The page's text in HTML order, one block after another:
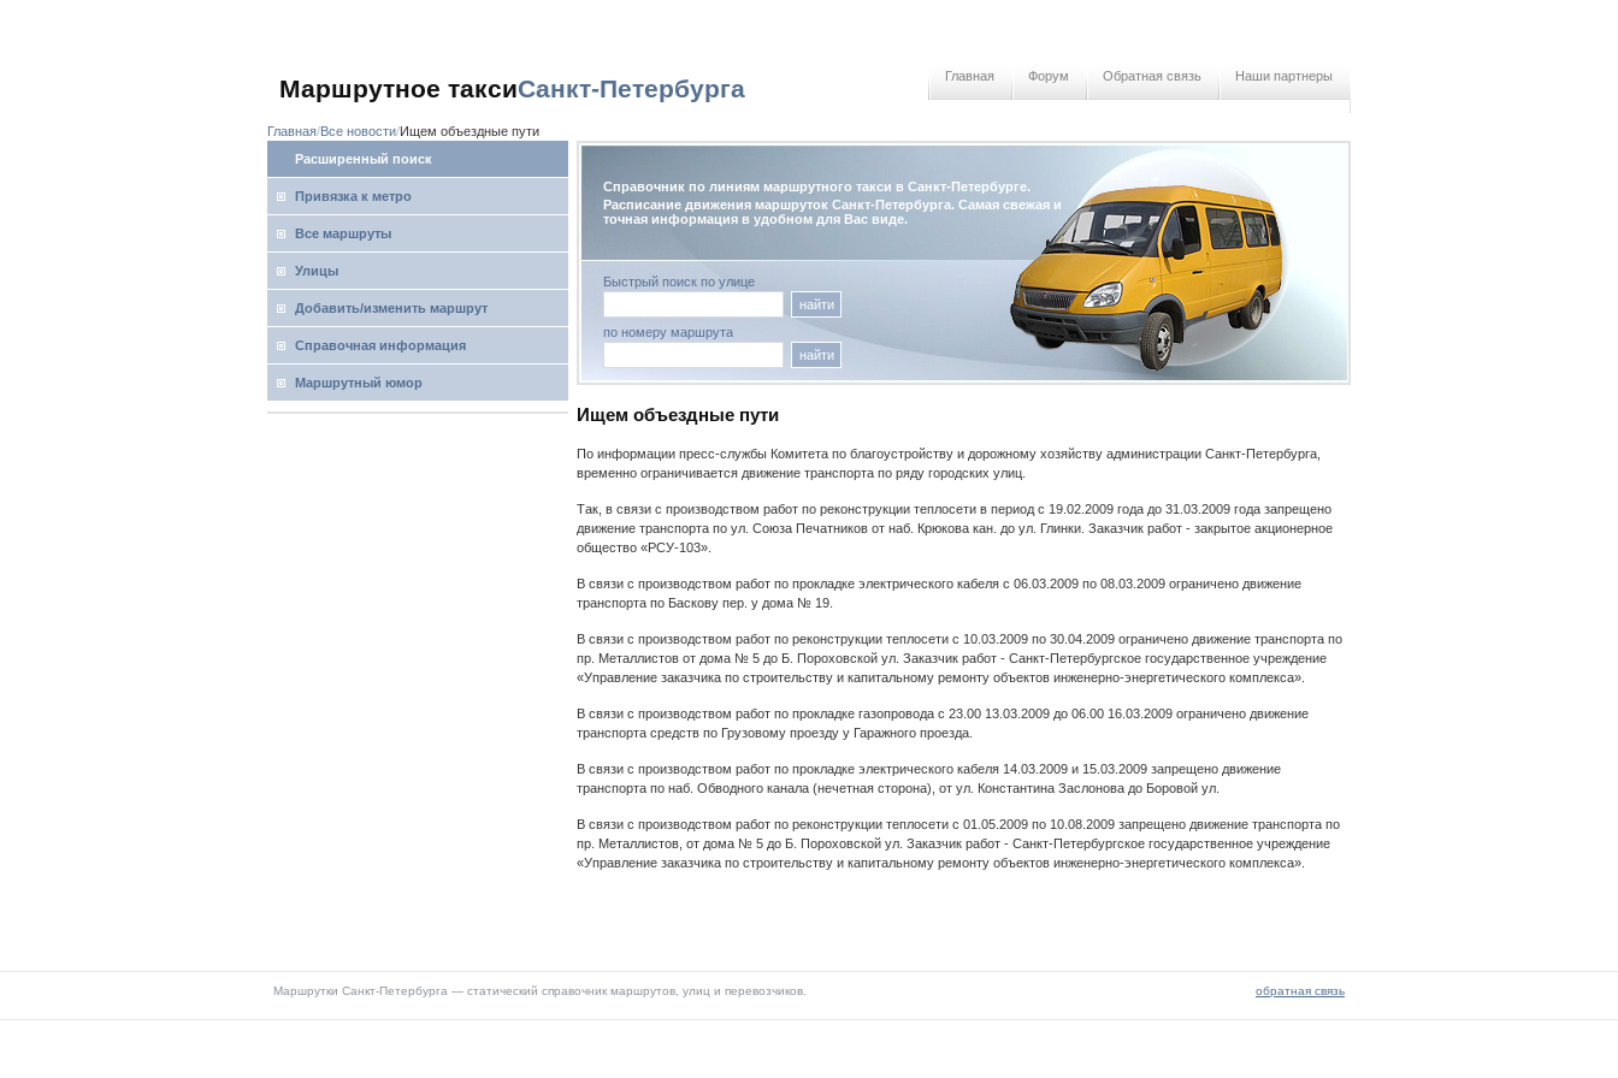
Маршрутное таксиСанкт-Петербурга Главная Форум Обратная связь Наши партнеры
Главная Все новости Ищем объездные пути
Расширенный поиск
Привязка к метро
Все маршруты
Улицы
Добавить/изменить маршрут
Справочная информация
Маршрутный юмор
Справочник по линиям маршрутного такси в Санкт-Петербурге.
Расписание движения маршруток Санкт-Петербурга. Самая свежая и
точная информация в удобном для Вас виде.
Быстрый поиск по улице
найти
по номеру маршрута
найти
Ищем объездные пути
По информации пресс-службы Комитета по благоустройству и дорожному хозяйству администрации Санкт-Петербурга,
временно ограничивается движение транспорта по ряду городских улиц.
Так, в связи с производством работ по реконструкции теплосети в период с 19.02.2009 года до 31.03.2009 года запрещено
движение транспорта по ул. Союза Печатников от наб. Крюкова кан. до ул. Глинки. Заказчик работ - закрытое акционерное
общество «РСУ-103».
В связи с производством работ по прокладке электрического кабеля с 06.03.2009 по 08.03.2009 ограничено движение
транспорта по Баскову пер. у дома № 19.
В связи с производством работ по реконструкции теплосети с 10.03.2009 по 30.04.2009 ограничено движение транспорта по
пр. Металлистов от дома № 5 до Б. Пороховской ул. Заказчик работ - Санкт-Петербургское государственное учреждение
«Управление заказчика по строительству и капитальному ремонту объектов инженерно-энергетического комплекса».
В связи с производством работ по прокладке газопровода с 23.00 13.03.2009 до 06.00 16.03.2009 ограничено движение
транспорта средств по Грузовому проезду у Гаражного проезда.
В связи с производством работ по прокладке электрического кабеля 14.03.2009 и 15.03.2009 запрещено движение
транспорта по наб. Обводного канала (нечетная сторона), от ул. Константина Заслонова до Боровой ул.
В связи с производством работ по реконструкции теплосети с 01.05.2009 по 10.08.2009 запрещено движение транспорта по
пр. Металлистов, от дома № 5 до Б. Пороховской ул. Заказчик работ - Санкт-Петербургское государственное учреждение
«Управление заказчика по строительству и капитальному ремонту объектов инженерно-энергетического комплекса».
Маршрутки Санкт-Петербурга — статический справочник маршрутов, улиц и перевозчиков. обратная связь